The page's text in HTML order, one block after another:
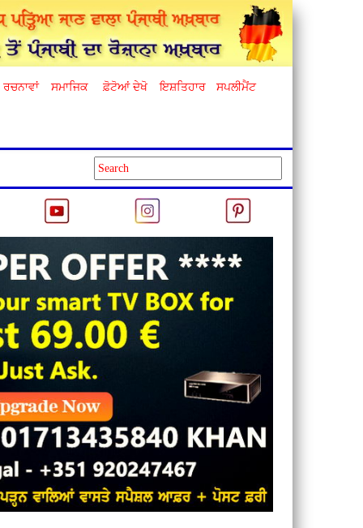
ਰਚਨਾਵਾਂ ਸਮਾਜਿਕ ਫ਼ੋਟੋਆਂ ਦੇਖੋ ਇਸ਼ਤਿਹਾਰ ਸਪਲੀਮੈਂਟ